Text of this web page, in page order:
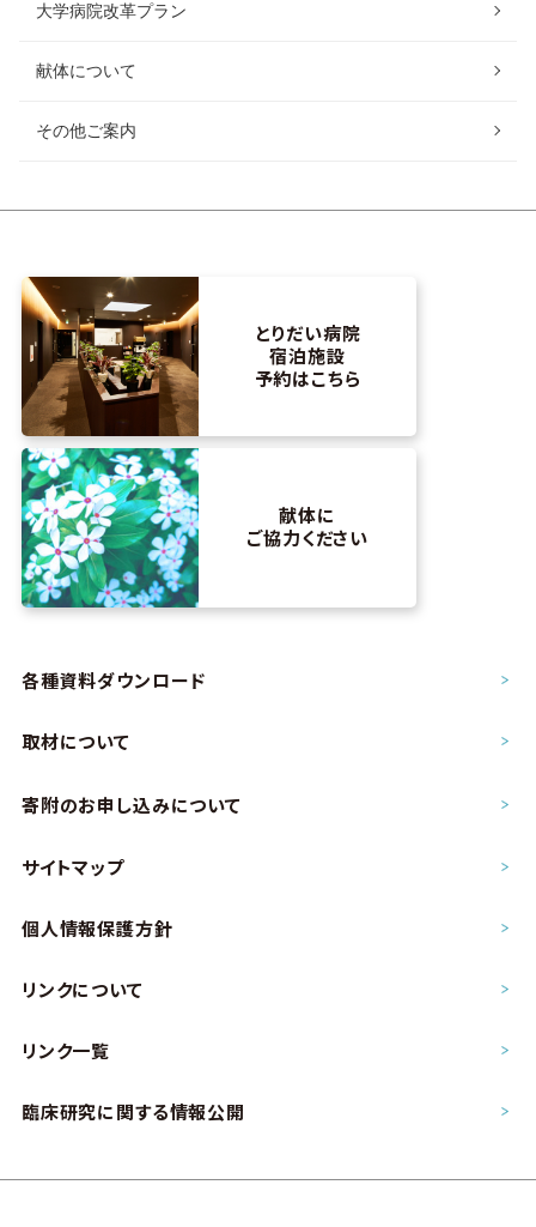
大学病院改革プラン
献体について
その他ご案内
とりだい病院
宿泊施設
予約はこちら
献体に
ご協力ください
各種資料ダウンロード
取材について
寄附のお申し込みについて
サイトマップ
個人情報保護方針
リンクについて
リンク一覧
臨床研究に関する情報公開